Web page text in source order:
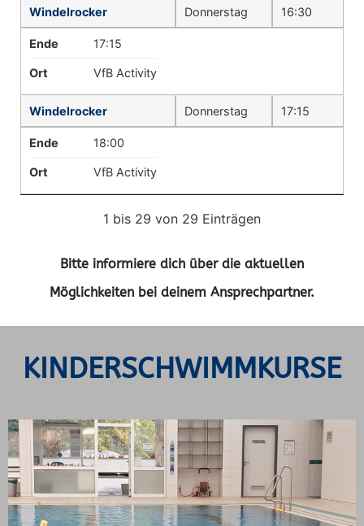
Windelrocker Donnerstag 16:30
Ende 17:15
Ort VfB Activity
Windelrocker Donnerstag 17:15
Ende 18:00
Ort VfB Activity
1 bis 29 von 29 Einträgen
Bitte informiere dich über die aktuellen
Möglichkeiten bei deinem Ansprechpartner.
KINDERSCHWIMMKURSE